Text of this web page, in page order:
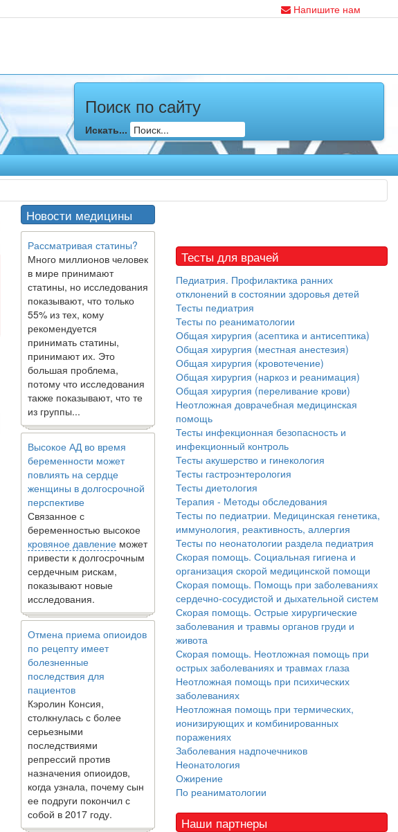
Напишите нам
Поиск по сайту
Искать...
Новости медицины
Рассматривая статины?
Много миллионов человек
в мире принимают
статины, но исследования
показывают, что только
55% из тех, кому
рекомендуется
принимать статины,
принимают их. Это
большая проблема,
потому что исследования
также показывают, что те
из группы...
Высокое АД во время
беременности может
повлиять на сердце
женщины в долгосрочной
перспективе
Связанное с
беременностью высокое
кровяное давление может
привести к долгосрочным
сердечным рискам,
показывают новые
исследования.
Отмена приема опиоидов
по рецепту имеет
болезненные
последствия для
пациентов
Кэролин Консия,
столкнулась с более
серьезными
последствиями
репрессий против
назначения опиоидов,
когда узнала, почему сын
ее подруги покончил с
собой в 2017 году.
Тесты для врачей
Педиатрия. Профилактика ранних
отклонений в состоянии здоровья детей
Тесты педиатрия
Тесты по реаниматологии
Общая хирургия (асептика и антисептика)
Общая хирургия (местная анестезия)
Общая хирургия (кровотечение)
Общая хирургия (наркоз и реанимация)
Общая хирургия (переливание крови)
Неотложная доврачебная медицинская
помощь
Тесты инфекционная безопасность и
инфекционный контроль
Тесты акушерство и гинекология
Тесты гастроэнтерология
Тесты диетология
Терапия - Методы обследования
Тесты по педиатрии. Медицинская генетика,
иммунология, реактивность, аллергия
Тесты по неонатологии раздела педиатрия
Скорая помощь. Социальная гигиена и
организация скорой медицинской помощи
Скорая помощь. Помощь при заболеваниях
сердечно-сосудистой и дыхательной систем
Скорая помощь. Острые хирургические
заболевания и травмы органов груди и
живота
Скорая помощь. Неотложная помощь при
острых заболеваниях и травмах глаза
Неотложная помощь при психических
заболеваниях
Неотложная помощь при термических,
ионизирующих и комбинированных
поражениях
Заболевания надпочечников
Неонатология
Ожирение
По реаниматологии
Наши партнеры